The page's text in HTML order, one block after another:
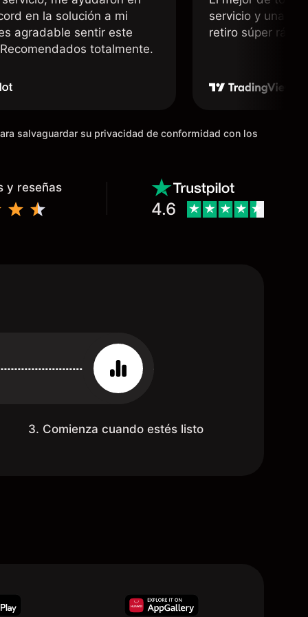
en la solución a mi
agradable sentir este
totalmente.
servicio y una
retiro súper
salvaguardar su privacidad de conformidad con los
y reseñas
4.6
3. Comienza cuando estés listo